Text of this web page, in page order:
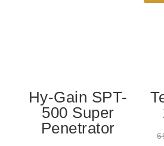
Hy-Gain SPT-
500 Super
Penetrator